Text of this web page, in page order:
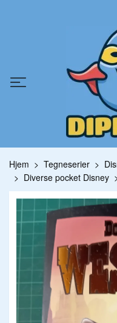
Hjem Tegneserier
Diverse pocket Disney